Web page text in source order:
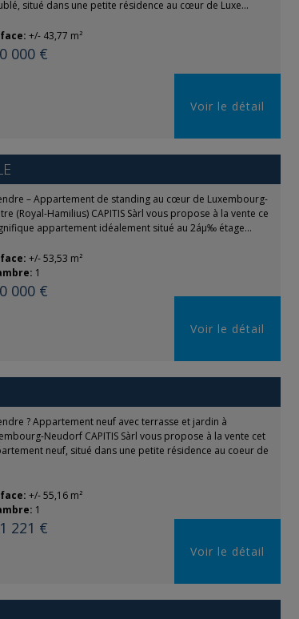
situé dans une petite résidence au cœur de Luxe...
+/- 43,77 m²
000 €
Voir le détail
– Appartement de standing au cœur de Luxembourg-
(Royal-Hamilius) CAPITIS Sàrl vous propose à la vente ce
appartement idéalement situé au 2áµ‰ étage...
+/- 53,53 m²
1
000 €
Voir le détail
? Appartement neuf avec terrasse et jardin à
Neudorf CAPITIS Sàrl vous propose à la vente cet
neuf, situé dans une petite résidence au coeur de
+/- 55,16 m²
1
221 €
Voir le détail